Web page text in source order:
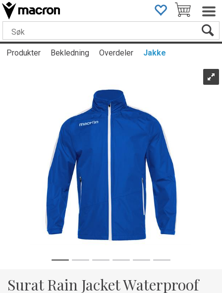
Produkter Bekledning Overdeler Jakke
Surat Rain Jacket Waterproof